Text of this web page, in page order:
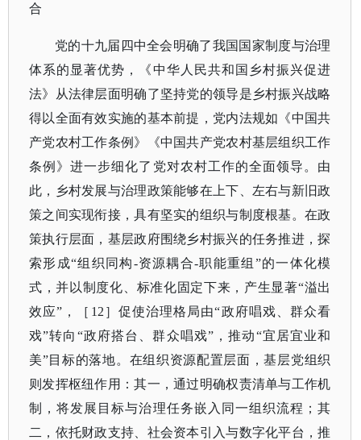
合
党的十九届四中全会明确了我国国家制度与治理
体系的显著优势，《中华人民共和国乡村振兴促进
法》从法律层面明确了坚持党的领导是乡村振兴战略
得以全面有效实施的基本前提，党内法规如《中国共
产党农村工作条例》《中国共产党农村基层组织工作
条例》进一步细化了党对农村工作的全面领导。由
此，乡村发展与治理政策能够在上下、左右与新旧政
策之间实现衔接，具有坚实的组织与制度根基。在政
策执行层面，基层政府围绕乡村振兴的任务推进，探
索形成“组织同构-资源耦合-职能重组”的一体化模
式，并以制度化、标准化固定下来，产生显著“溢出
效应”，
［ 12］ 促使治理格局由“政府唱戏、群众看
戏”转向“政府搭台、群众唱戏”，推动“宜居宜业和
美”目标的落地。在组织资源配置层面，基层党组织
则发挥枢纽作用：其一，通过明确权责清单与工作机
制，将发展目标与治理任务嵌入同一组织流程；其
二，依托财政支持、社会资本引入与数字化平台，推